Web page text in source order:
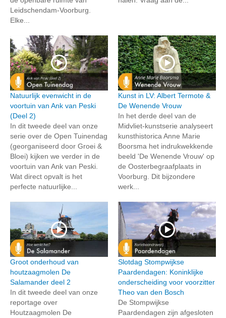
Leidschendam-Voorburg.
Elke...
Natuurlijk evenwicht in de
voortuin van Ank van Peski
(Deel 2)
In dit tweede deel van onze
serie over de Open Tuinendag
(georganiseerd door Groei &
Bloei) kijken we verder in de
voortuin van Ank van Peski.
Wat direct opvalt is het
perfecte natuurlijke...
Kunst in LV: Albert Termote &
De Wenende Vrouw
In het derde deel van de
Midvliet-kunstserie analyseert
kunsthistorica Anne Marie
Boorsma het indrukwekkende
beeld 'De Wenende Vrouw' op
de Oosterbegraafplaats in
Voorburg. Dit bijzondere
werk...
Groot onderhoud van
houtzaagmolen De
Salamander deel 2
In dit tweede deel van onze
reportage over
Houtzaagmolen De
Slotdag Stompwijkse
Paardendagen: Koninklijke
onderscheiding voor voorzitter
Theo van den Bosch
De Stompwijkse
Paardendagen zijn afgesloten